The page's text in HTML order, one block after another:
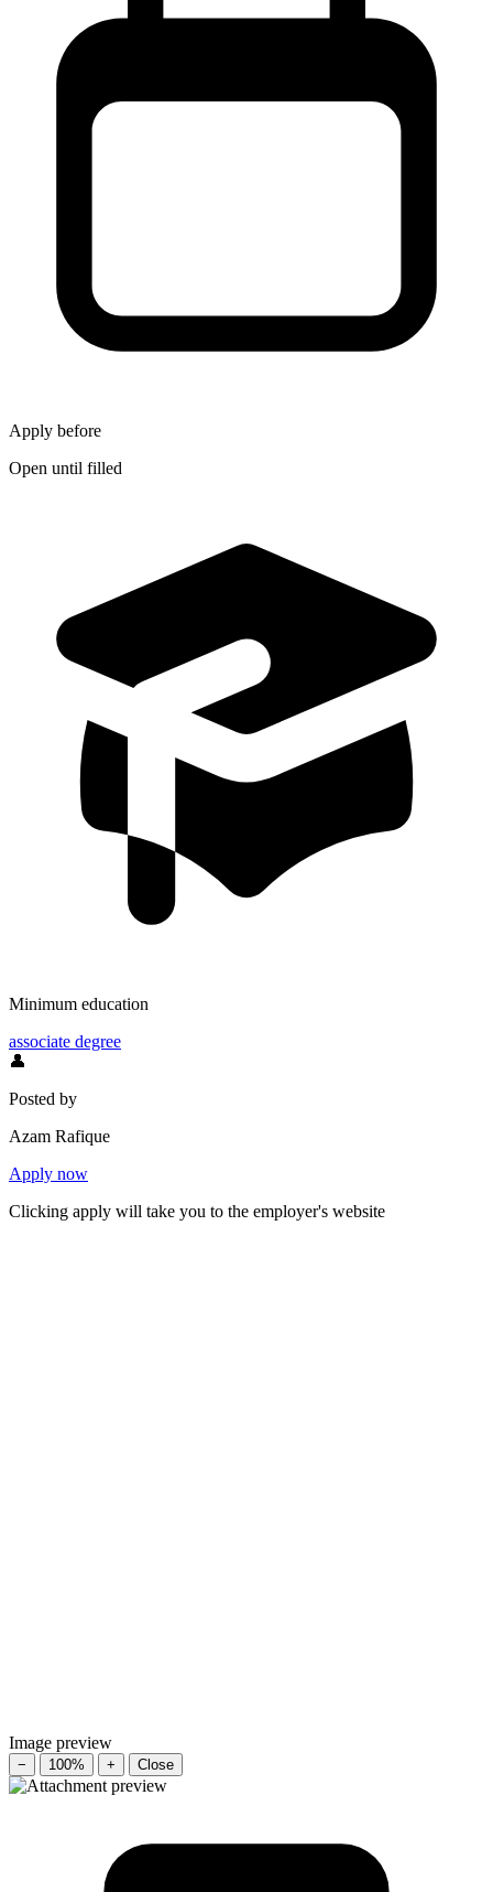
Apply before
Open until filled
Minimum education
associate degree
👤
Posted by
Azam Rafique
Apply now
Clicking apply will take you to the employer's website
Image preview
− 100% + Close